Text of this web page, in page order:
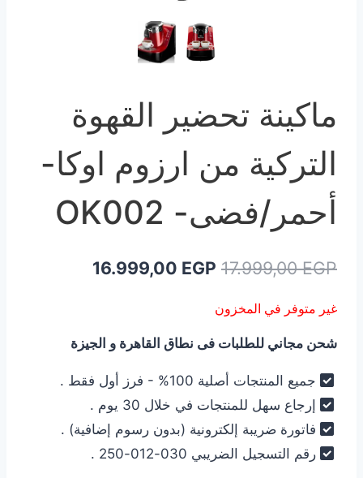
ماكينة تحضير القهوة
التركية من ارزوم اوكا-
أحمر/فضى- OK002
17.999,00EGP
السعر
هو:
17.999,00 EGP.
16.999,00 EGP
16.999,00 EGP.
غير متوفر في المخزون
شحن مجاني للطلبات فى نطاق القاهرة و الجيزة
جميع المنتجات أصلية 100% - فرز أول فقط .
إرجاع سهل للمنتجات في خلال 30 يوم .
فاتورة ضريبة إلكترونية (بدون رسوم إضافية) .
رقم التسجيل الضريبي 030-012-250 .